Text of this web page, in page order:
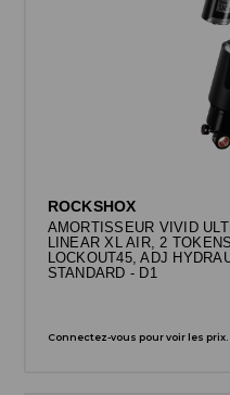
ROCKSHOX
AMORTISSEUR VIVID
LINEAR XL AIR, 2
LOCKOUT45, ADJ
STANDARD - D1
Connectez-vous pour voir les prix.